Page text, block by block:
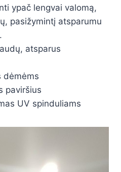
ypač lengvai valomą,
pasižymintį atsparumu
atsparus
dėmėms
paviršius
UV spinduliams